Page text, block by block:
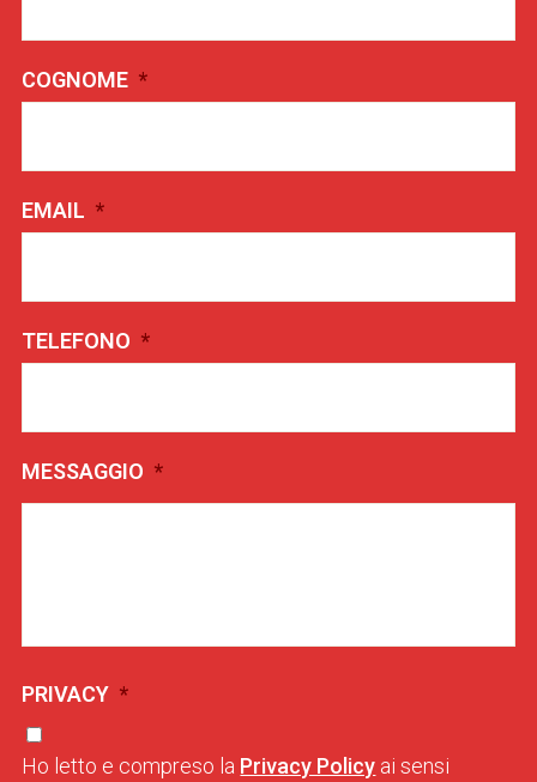
COGNOME *
EMAIL *
TELEFONO *
MESSAGGIO *
PRIVACY *
Ho letto e compreso la Privacy Policy ai sensi